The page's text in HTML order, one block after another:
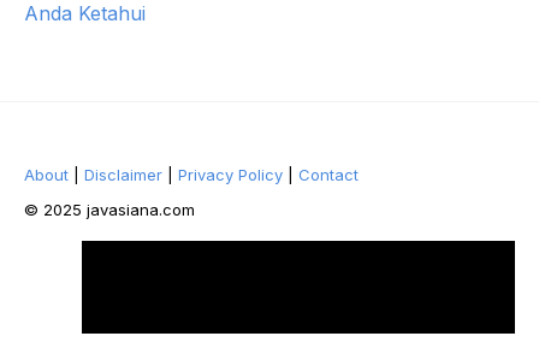
Anda Ketahui
About Disclaimer Privacy Policy
Contact
© 2025 javasiana.com